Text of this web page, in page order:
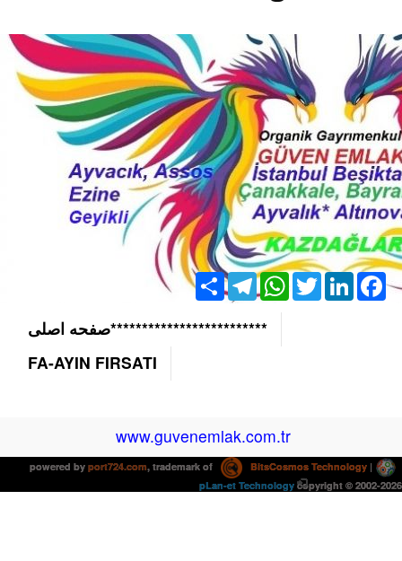
*************************صفحه اصلی
FA-AYIN FIRSATI
Facebook
LinkedIn
Twitter
WhatsApp
Telegram
Share
www.guvenemlak.com.tr
powered by port724.com, trademark of BitsCosmos Technology |
pLan-et Technology copyright © 2002-2026